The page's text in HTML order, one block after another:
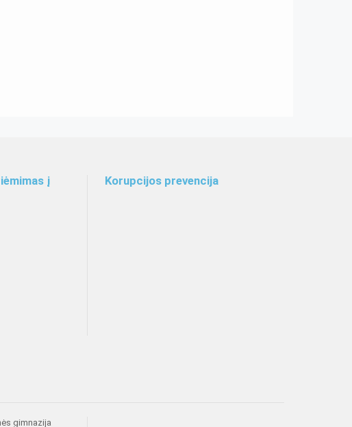
į
Korupcijos prevencija
gimnazija